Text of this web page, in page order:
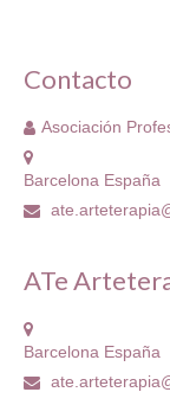
Contacto
Asociación
Barcelona España
ATe
Barcelona España